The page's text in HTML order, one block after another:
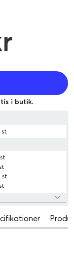
i butik.
st
st
st